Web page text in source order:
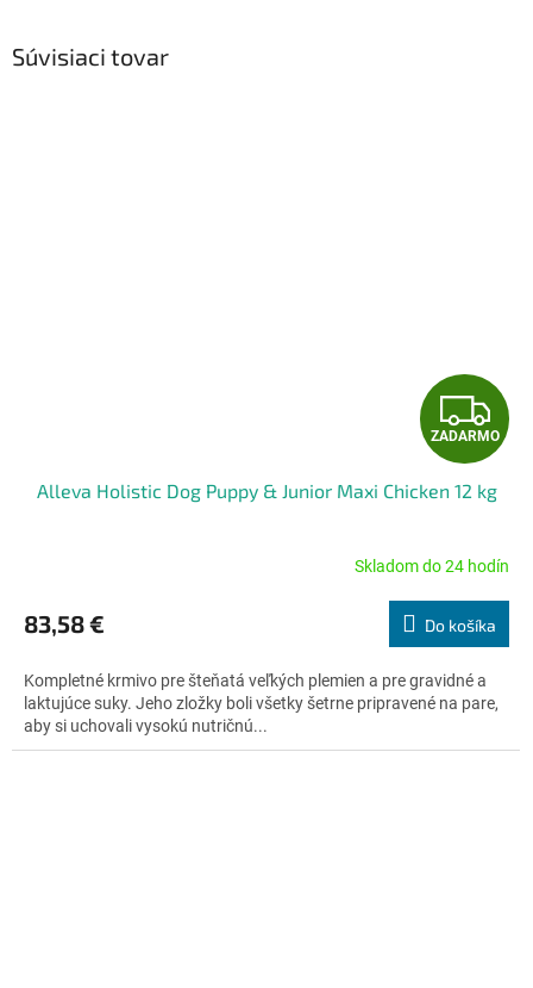
Súvisiaci tovar
Z
A
D
A
R
M
O
ZADARMO
Alleva Holistic Dog Puppy & Junior Maxi Chicken 12 kg
produktu
je
z
5
hviezdičiek.
Skladom do 24 hodín
83,58 € Do košíka
Kompletné krmivo pre šteňatá veľkých plemien a pre gravidné a
laktujúce suky. Jeho zložky boli všetky šetrne pripravené na pare,
aby si uchovali vysokú nutričnú...